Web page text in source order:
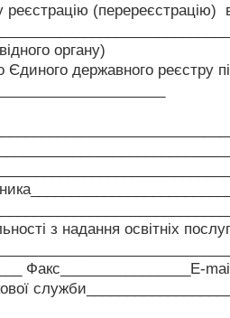
реєстрацію (перереєстрацію)
органу)
державного реєстру
з надання освітніх
Факс________________Е-